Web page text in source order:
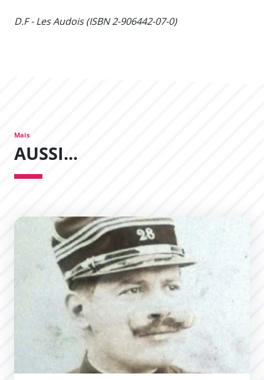
D.F - Les Audois (ISBN 2-906442-07-0)
Mais
AUSSI...
Christian Casimir Napoléon Roumens